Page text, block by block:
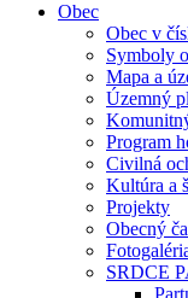
Obec
Obec v
Symboly
Mapa a
Územný
Program
Civilná
Kultúra a
Projekty
Obecný
SRDCE